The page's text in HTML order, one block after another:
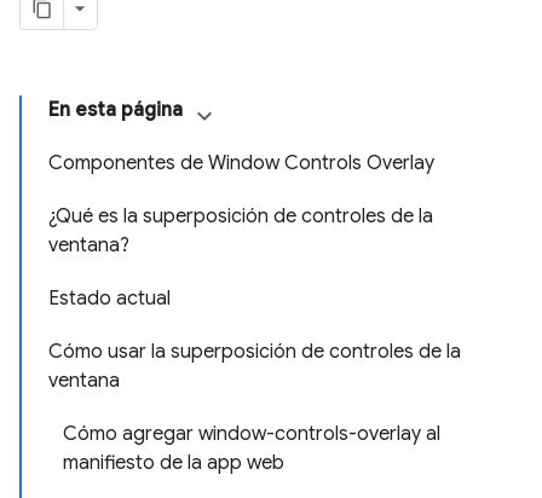
En esta página
Componentes de Window Controls Overlay
¿Qué es la superposición de controles de la
ventana?
Estado actual
Cómo usar la superposición de controles de la
ventana
Cómo agregar window-controls-overlay al
manifiesto de la app web